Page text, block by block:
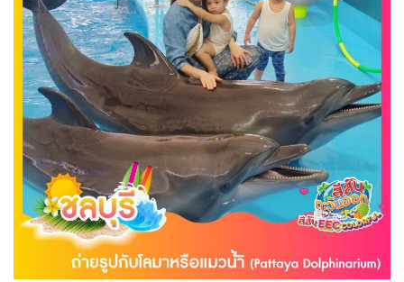
the
images
gallery